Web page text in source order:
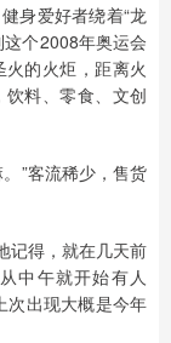
身爱好者绕着“龙
个2008年奥运会
的火炬，距离火
料、零食、文创
”客流稀少，售货
记得，就在几天前
中午就开始有人
次出现大概是今年